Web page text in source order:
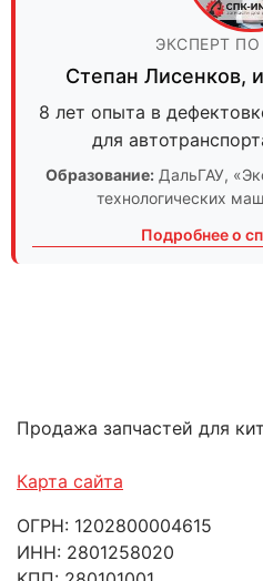
ЭКСПЕРТ
Степан Лисенков,
8 лет опыта в
для
Образование: ДальГАУ,
технологических
Подробнее о
Продажа запчастей для
Карта сайта
ОГРН: 1202800004615
ИНН: 2801258020